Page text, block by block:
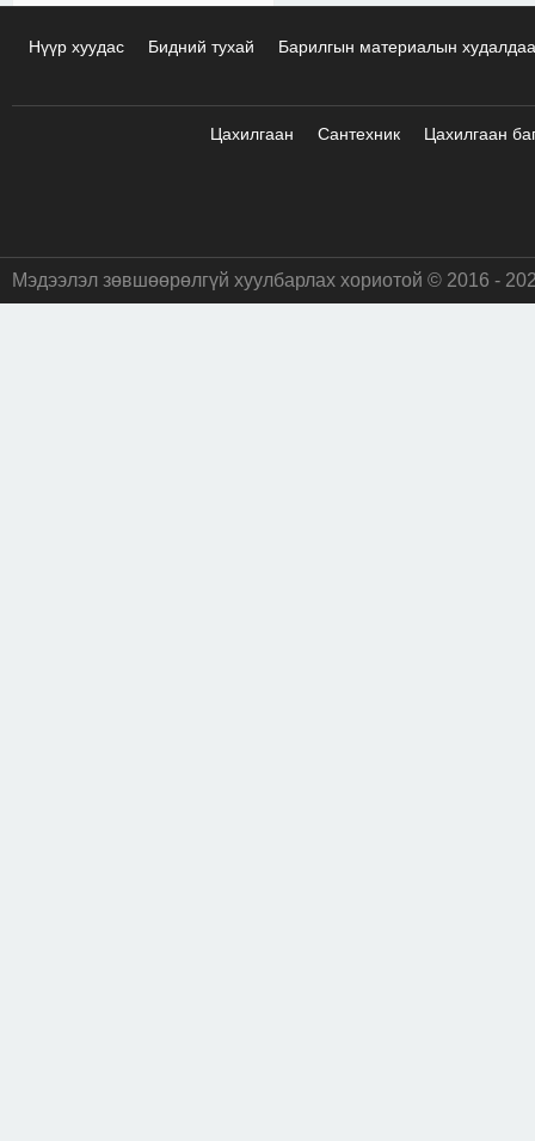
Нүүр хуудас Бидний тухай Барилгын материалын
Цахилгаан Сантехник Цахилгаан
Мэдээлэл зөвшөөрөлгүй хуулбарлах хориотой © 2016 -